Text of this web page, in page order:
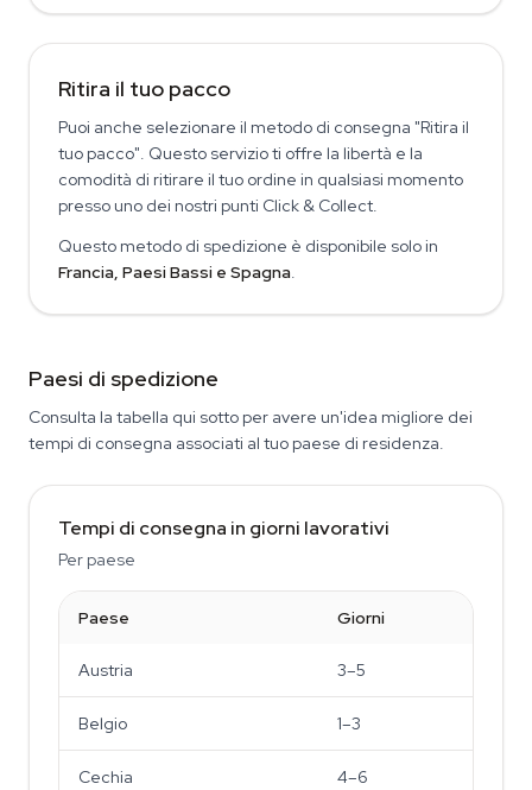
Ritira il tuo pacco
Puoi anche selezionare il metodo di consegna "Ritira il
tuo pacco". Questo servizio ti offre la libertà e la
comodità di ritirare il tuo ordine in qualsiasi momento
presso uno dei nostri punti Click & Collect.
Questo metodo di spedizione è disponibile solo in
Francia, Paesi Bassi e Spagna.
Paesi di spedizione
Consulta la tabella qui sotto per avere un'idea migliore dei
tempi di consegna associati al tuo paese di residenza.
Tempi di consegna in giorni lavorativi
Per paese
Paese Giorni
Austria 3–5
Belgio 1–3
Cechia 4–6